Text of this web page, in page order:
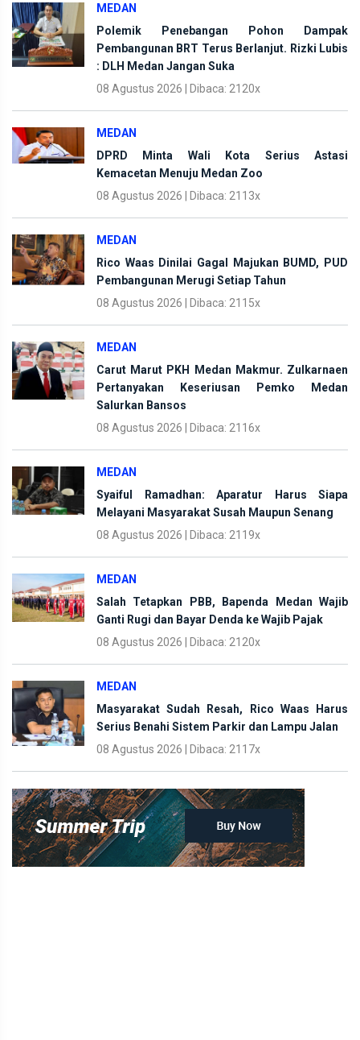
MEDAN
Polemik Penebangan Pohon Dampak
Pembangunan BRT Terus Berlanjut. Rizki Lubis
: DLH Medan Jangan Suka
08 Agustus 2026 | Dibaca: 2120x
MEDAN
DPRD Minta Wali Kota Serius Astasi
Kemacetan Menuju Medan Zoo
08 Agustus 2026 | Dibaca: 2113x
MEDAN
Rico Waas Dinilai Gagal Majukan BUMD, PUD
Pembangunan Merugi Setiap Tahun
08 Agustus 2026 | Dibaca: 2115x
MEDAN
Carut Marut PKH Medan Makmur. Zulkarnaen
Pertanyakan Keseriusan Pemko Medan
Salurkan Bansos
08 Agustus 2026 | Dibaca: 2116x
MEDAN
Syaiful Ramadhan: Aparatur Harus Siapa
Melayani Masyarakat Susah Maupun Senang
08 Agustus 2026 | Dibaca: 2119x
MEDAN
Salah Tetapkan PBB, Bapenda Medan Wajib
Ganti Rugi dan Bayar Denda ke Wajib Pajak
08 Agustus 2026 | Dibaca: 2120x
MEDAN
Masyarakat Sudah Resah, Rico Waas Harus
Serius Benahi Sistem Parkir dan Lampu Jalan
08 Agustus 2026 | Dibaca: 2117x